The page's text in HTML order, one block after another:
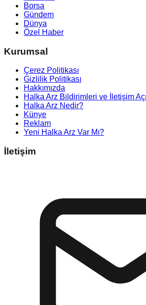
Borsa
Gündem
Dünya
Özel Haber
Kurumsal
Çerez Politikası
Gizlilik Politikası
Hakkımızda
Halka Arz Bildirimleri ve İletişim
Halka Arz Nedir?
Künye
Reklam
Yeni Halka Arz Var Mı?
İletişim